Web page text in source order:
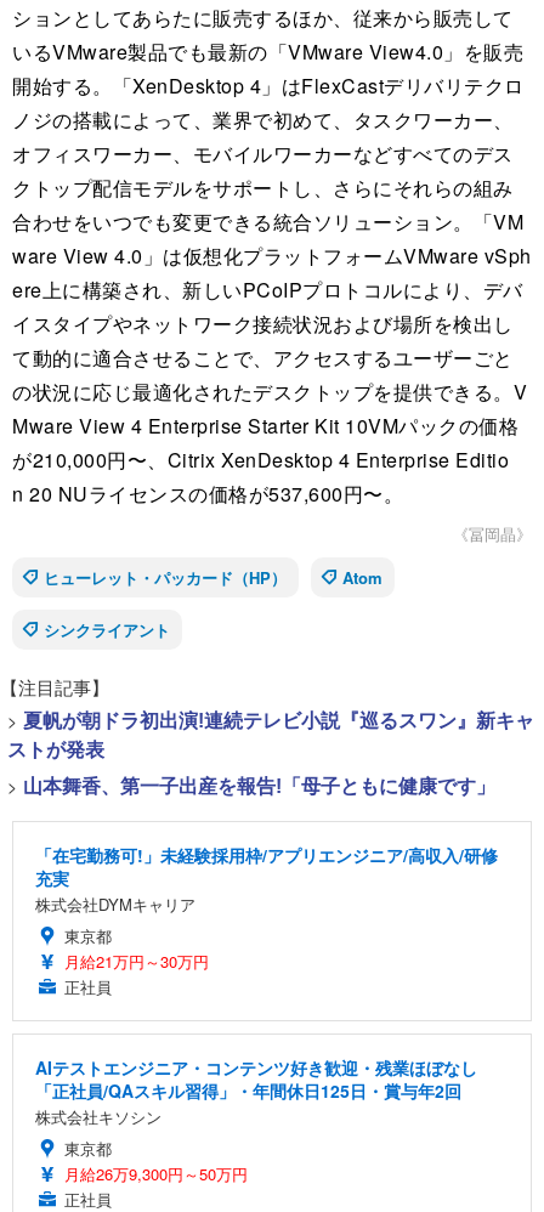
ションとしてあらたに販売するほか、従来から販売して
いるVMware製品でも最新の「VMware View4.0」を販売
開始する。「XenDesktop 4」はFlexCastデリバリテクロ
ノジの搭載によって、業界で初めて、タスクワーカー、
オフィスワーカー、モバイルワーカーなどすべてのデス
クトップ配信モデルをサポートし、さらにそれらの組み
合わせをいつでも変更できる統合ソリューション。「VM
ware View 4.0」は仮想化プラットフォームVMware vSph
ere上に構築され、新しいPCoIPプロトコルにより、デバ
イスタイプやネットワーク接続状況および場所を検出し
て動的に適合させることで、アクセスするユーザーごと
の状況に応じ最適化されたデスクトップを提供できる。V
Mware View 4 Enterprise Starter Kit 10VMパックの価格
が210,000円〜、Citrix XenDesktop 4 Enterprise Editio
n 20 NUライセンスの価格が537,600円〜。
《冨岡晶》
ヒューレット・パッカード（HP）
Atom
シンクライアント
【注目記事】
> 夏帆が朝ドラ初出演!連続テレビ小説『巡るスワン』新キャ
ストが発表
> 山本舞香、第一子出産を報告!「母子ともに健康です」
「在宅勤務可!」未経験採用枠/アプリエンジニア/高収入/研修
充実
株式会社DYMキャリア
東京都
月給21万円～30万円
正社員
AIテストエンジニア・コンテンツ好き歓迎・残業ほぼなし
「正社員/QAスキル習得」・年間休日125日・賞与年2回
株式会社キソシン
東京都
月給26万9,300円～50万円
正社員